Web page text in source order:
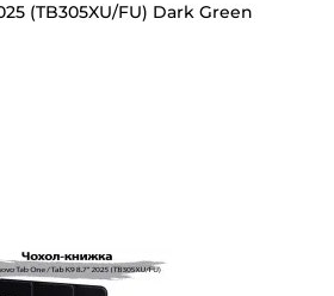
(TB305XU/FU) Dark Green